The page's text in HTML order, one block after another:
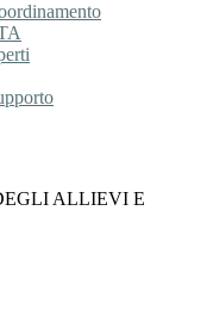
ALLIEVI E